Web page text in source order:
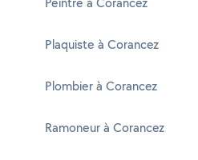
Plaquiste à Corancez
Plombier à Corancez
Ramoneur à Corancez